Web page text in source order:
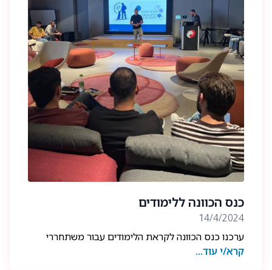
כנס הכוונה ללימודים
14/4/2024
ערכנו כנס הכוונה לקראת הלימודים עבור משתחררי
היחידה. בכנס דיברנו על איך לבחור נכון, קיימנו פאנל
קרא/י עוד...